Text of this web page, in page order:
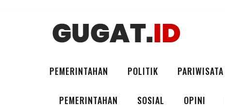
PEMERINTAHAN POLITIK PARIWISATA
PEMERINTAHAN SOSIAL OPINI